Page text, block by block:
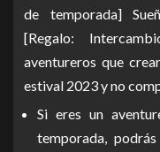
de temporada]
[Regalo:
aventureros que
estival 2023 y no
Si eres un
temporada,